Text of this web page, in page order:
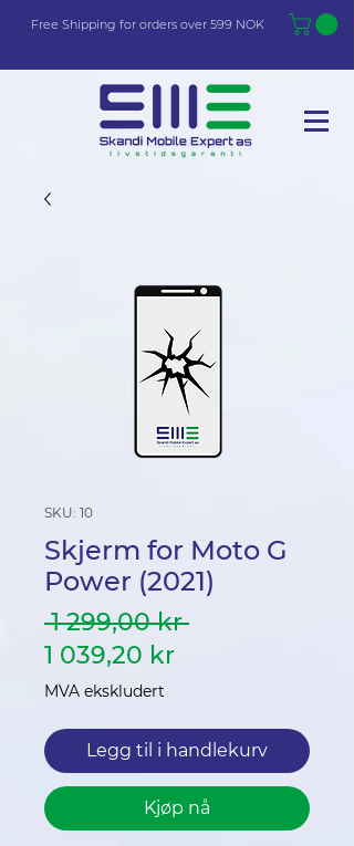
Free Shipping for orders over 599 NOK
SKU: 10
Skjerm for Moto G
Power (2021)
1 299,00 kr Vanlig
1 039,20 krSalgspris
MVA ekskludert
Legg til i handlekurv
Kjøp nå